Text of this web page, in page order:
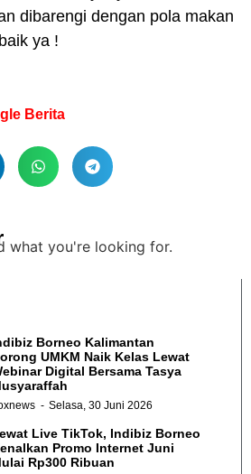
dibarengi dengan pola makan
ya !
Berita
what you're looking for.
Borneo Kalimantan
UMKM Naik Kelas Lewat
Digital Bersama Tasya
Selasa, 30 Juni 2026
Live TikTok, Indibiz Borneo
Promo Internet Juni
Rp300 Ribuan